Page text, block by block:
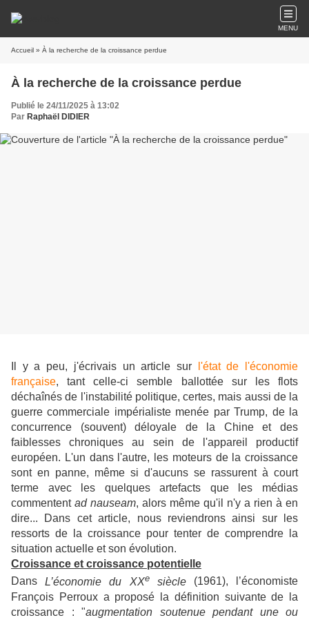
MENU
Accueil » À la recherche de la croissance perdue
À la recherche de la croissance perdue
Publié le 24/11/2025 à 13:02
Par Raphaël DIDIER
Il y a peu, j'écrivais un article sur
l'état de l'économie
française, tant celle-ci semble ballottée sur les flots
déchaînés de l'instabilité politique, certes, mais aussi de la
guerre commerciale impérialiste menée par Trump, de la
concurrence (souvent) déloyale de la Chine et des
faiblesses chroniques au sein de l'appareil productif
européen. L'un dans l'autre, les moteurs de la croissance
sont en panne, même si d'aucuns se rassurent à court
terme avec les quelques artefacts que les médias
commentent ad nauseam, alors même qu'il n'y a rien à en
dire... Dans cet article, nous reviendrons ainsi sur les
ressorts de la croissance pour tenter de comprendre la
situation actuelle et son évolution.
Croissance et croissance potentielle
DansL’économie du XXesiècle(1961), l’économiste
François Perroux a proposé la définition suivante de la
croissance : "augmentation soutenue pendant une ou